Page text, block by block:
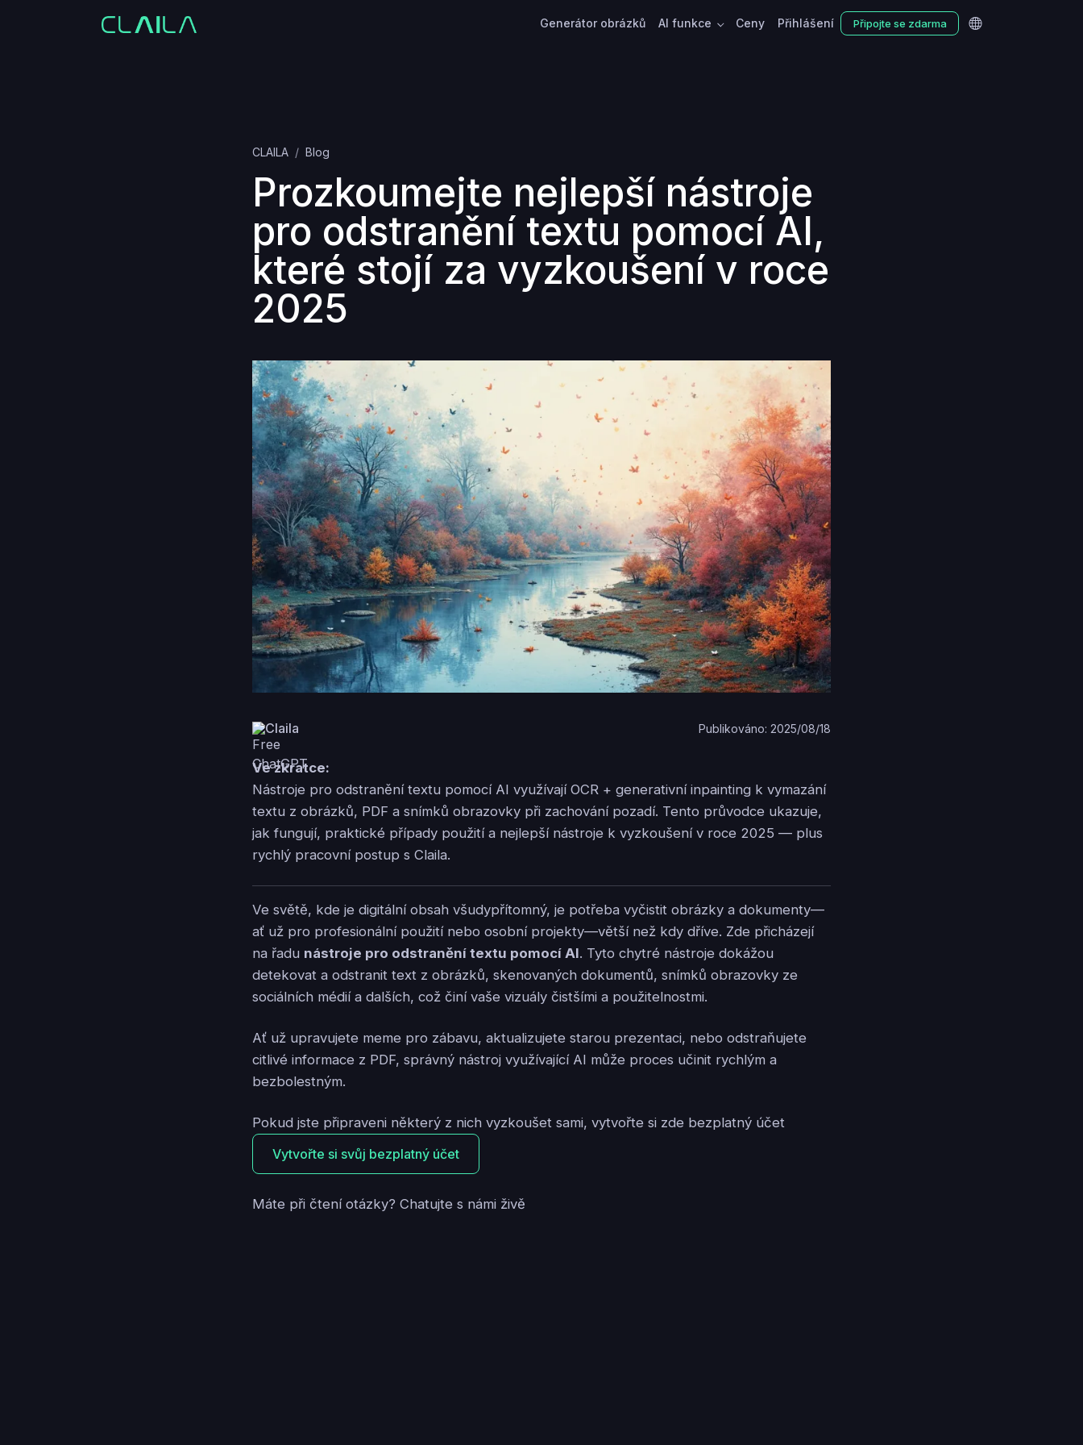
Generátor obrázků AI funkce Ceny Přihlášení Připojte se zdarma
CLAILA Blog
Prozkoumejte nejlepší nástroje
pro odstranění textu pomocí AI,
které stojí za vyzkoušení v roce
2025
Claila Publikováno: 2025/08/18
Ve zkratce:
Nástroje pro odstranění textu pomocí AI využívají OCR + generativní inpainting k vymazání
textu z obrázků, PDF a snímků obrazovky při zachování pozadí. Tento průvodce ukazuje,
jak fungují, praktické případy použití a nejlepší nástroje k vyzkoušení v roce 2025 — plus
rychlý pracovní postup s Claila.
Ve světě, kde je digitální obsah všudypřítomný, je potřeba vyčistit obrázky a dokumenty—
ať už pro profesionální použití nebo osobní projekty—větší než kdy dříve. Zde přicházejí
na řadu nástroje pro odstranění textu pomocí AI. Tyto chytré nástroje dokážou
detekovat a odstranit text z obrázků, skenovaných dokumentů, snímků obrazovky ze
sociálních médií a dalších, což činí vaše vizuály čistšími a použitelnostmi.
Ať už upravujete meme pro zábavu, aktualizujete starou prezentaci, nebo odstraňujete
citlivé informace z PDF, správný nástroj využívající AI může proces učinit rychlým a
bezbolestným.
Pokud jste připraveni některý z nich vyzkoušet sami, vytvořte si zde bezplatný účet
Vytvořte si svůj bezplatný účet
Máte při čtení otázky? Chatujte s námi živě